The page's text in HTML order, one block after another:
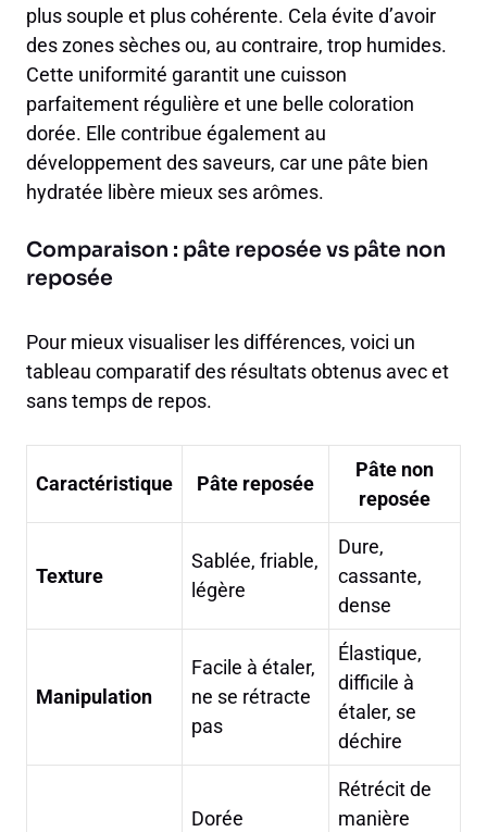
plus souple et plus cohérente. Cela évite d’avoir
des zones sèches ou, au contraire, trop humides.
Cette uniformité garantit une cuisson
parfaitement régulière et une belle coloration
dorée. Elle contribue également au
développement des saveurs, car une pâte bien
hydratée libère mieux ses arômes.
Comparaison : pâte reposée vs pâte non
reposée
Pour mieux visualiser les différences, voici un
tableau comparatif des résultats obtenus avec et
sans temps de repos.
Caractéristique Pâte reposée
Pâte non
reposée
Texture
Sablée, friable,
légère
Dure,
cassante,
dense
Manipulation
Facile à étaler,
ne se rétracte
pas
Élastique,
difficile à
étaler, se
déchire
Dorée
Rétrécit de
manière